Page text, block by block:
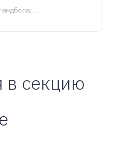
; ...
в секцию